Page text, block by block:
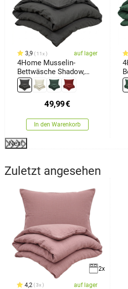
3,9 11x auf lager
4Home Musselin-
Bettwäsche Shadow,
140 x 200 cm, 70 x 90
cm
49,99€
In den Warenkorb
Next
Zuletzt angesehen
2x
4,2 3x auf lager